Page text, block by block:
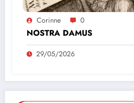
Corinne 0
NOSTRA DAMUS
29/05/2026